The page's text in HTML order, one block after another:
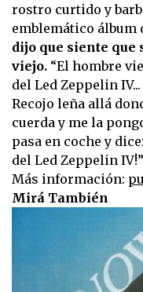
rostro curtido y
emblemático álbum
dijo que siente que
viejo. “El hombre
del Led Zeppelin
Recojo leña allá
cuerda y me la
pasa en coche y
del Led Zeppelin
Más información:
Mirá También